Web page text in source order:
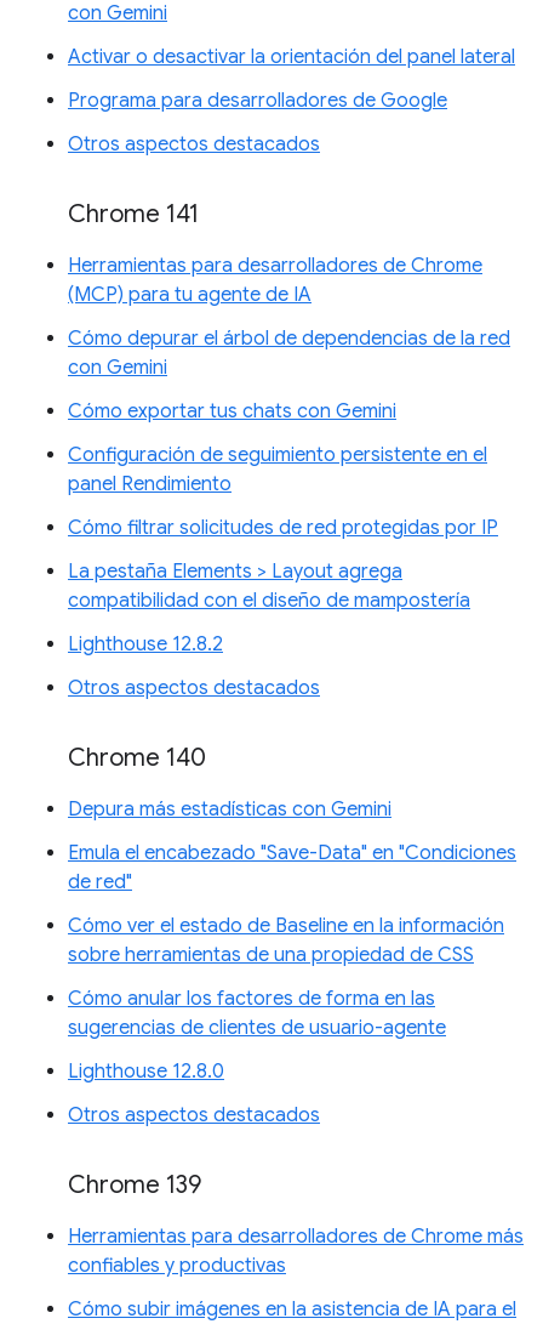
con Gemini
Activar o desactivar la orientación del panel lateral
Programa para desarrolladores de Google
Otros aspectos destacados
Chrome 141
Herramientas para desarrolladores de Chrome
(MCP) para tu agente de IA
Cómo depurar el árbol de dependencias de la red
con Gemini
Cómo exportar tus chats con Gemini
Configuración de seguimiento persistente en el
panel Rendimiento
Cómo filtrar solicitudes de red protegidas por IP
La pestaña Elements > Layout agrega
compatibilidad con el diseño de mampostería
Lighthouse 12.8.2
Otros aspectos destacados
Chrome 140
Depura más estadísticas con Gemini
Emula el encabezado "Save-Data" en "Condiciones
de red"
Cómo ver el estado de Baseline en la información
sobre herramientas de una propiedad de CSS
Cómo anular los factores de forma en las
sugerencias de clientes de usuario-agente
Lighthouse 12.8.0
Otros aspectos destacados
Chrome 139
Herramientas para desarrolladores de Chrome más
confiables y productivas
Cómo subir imágenes en la asistencia de IA para el